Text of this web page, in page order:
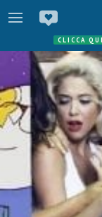
CLICCA